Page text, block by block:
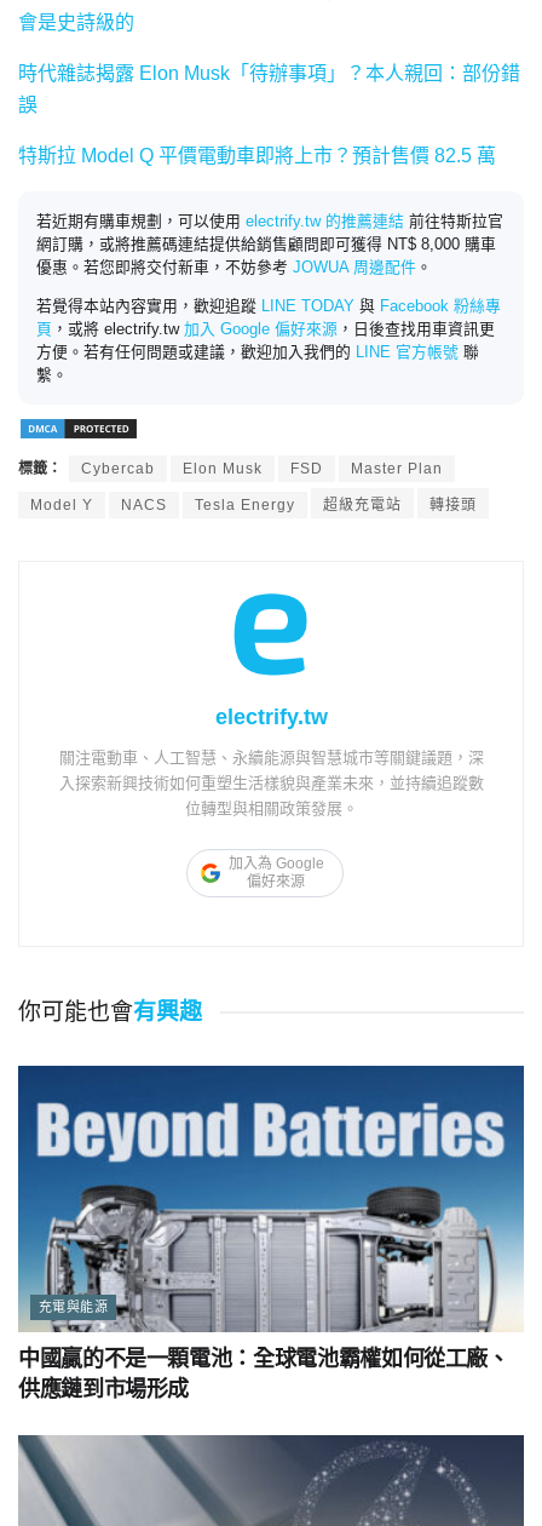
會是史詩級的
時代雜誌揭露 Elon Musk「待辦事項」？本人親回：部份錯
誤
特斯拉 Model Q 平價電動車即將上市？預計售價 82.5 萬
若近期有購車規劃，可以使用 electrify.tw 的推薦連結 前往特斯拉官
網訂購，或將推薦碼連結提供給銷售顧問即可獲得 NT$ 8,000 購車
優惠。若您即將交付新車，不妨參考 JOWUA 周邊配件 。
若覺得本站內容實用，歡迎追蹤 LINE TODAY 與 Facebook 粉絲專
頁 ，或將 electrify.tw 加入 Google 偏好來源 ，日後查找用車資訊更
方便。若有任何問題或建議，歡迎加入我們的 LINE 官方帳號 聯
繫。
標籤： Cybercab Elon Musk FSD Master Plan
Model Y NACS Tesla Energy 超級充電站 轉接頭
electrify.tw
關注電動車、人工智慧、永續能源與智慧城市等關鍵議題，深
入探索新興技術如何重塑生活樣貌與產業未來，並持續追蹤數
位轉型與相關政策發展。
加入為 Google
偏好來源
你可能也會有興趣
充電與能源
中國贏的不是一顆電池：全球電池霸權如何從工廠、
供應鏈到市場形成